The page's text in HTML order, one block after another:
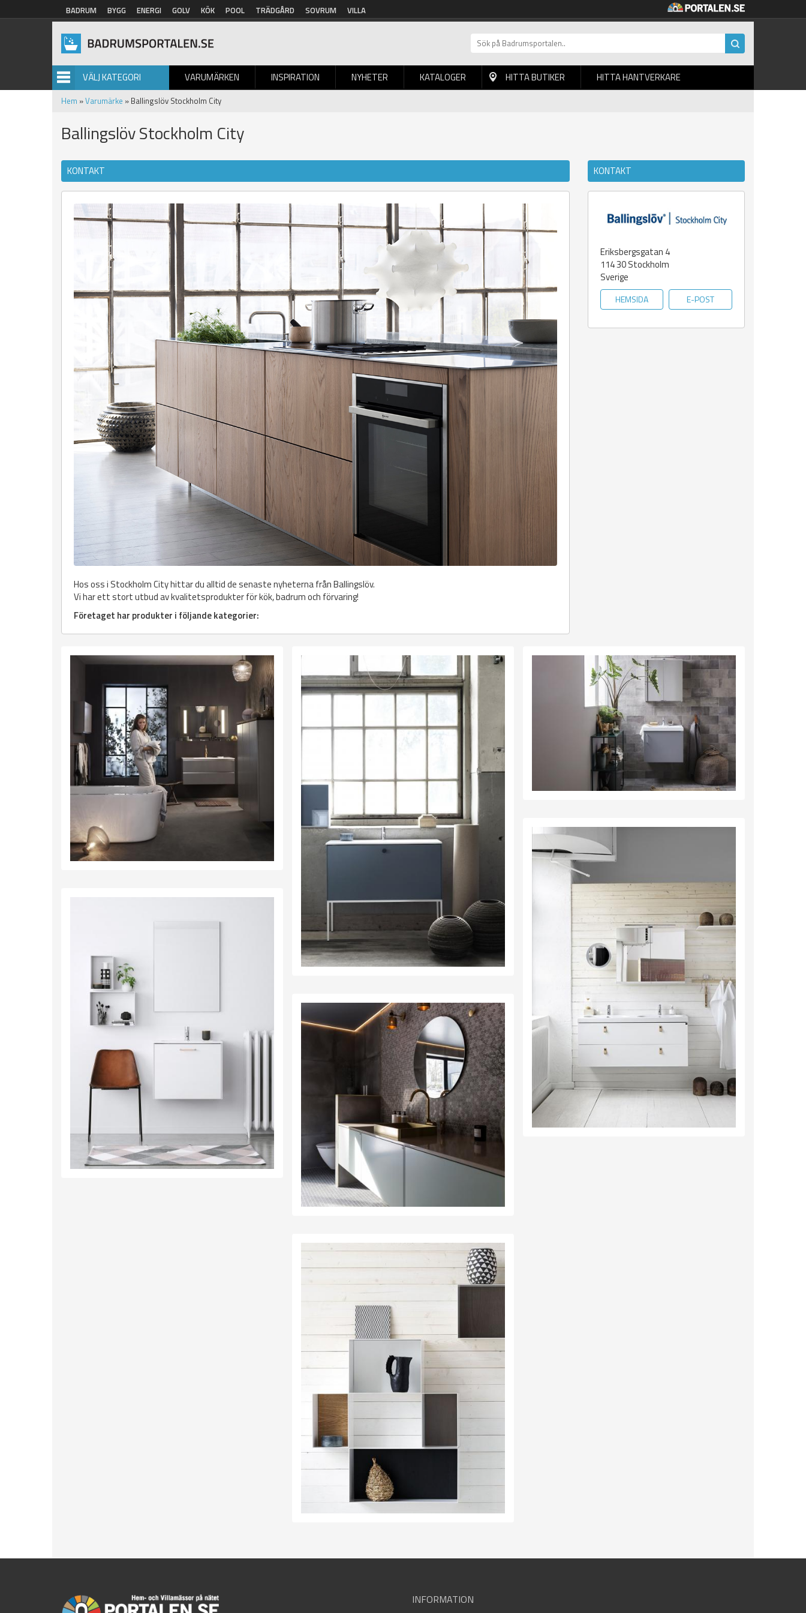
Hoppa till huvudinnehåll
BADRUM BYGG ENERGI GOLV KÖK POOL TRÄDGÅRD SOVRUM VILLA
VÄLJ KATEGORI VARUMÄRKEN INSPIRATION NYHETER
BILDGALLERI KATALOGER HITTA BUTIKER HITTA HANTVERKARE
Hem »Varumärke » Ballingslöv Stockholm City
Ballingslöv Stockholm City
KONTAKT
Hos oss i Stockholm City hittar du alltid de senaste nyheterna från Ballingslöv.
Vi har ett stort utbud av kvalitetsprodukter för kök, badrum och förvaring!
Företaget har produkter i följande kategorier:
KONTAKT
Eriksbergsgatan 4
114 30Stockholm
Sverige
HEMSIDA E-POST
INFORMATION